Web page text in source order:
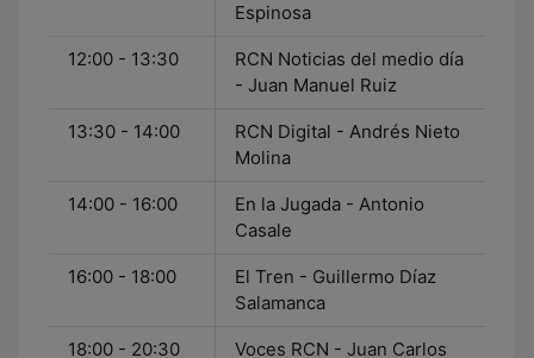
Espinosa
12:00 - 13:30
RCN Noticias del medio día
- Juan Manuel Ruiz
13:30 - 14:00
RCN Digital - Andrés Nieto
Molina
14:00 - 16:00
En la Jugada - Antonio
Casale
16:00 - 18:00
El Tren - Guillermo Díaz
Salamanca
18:00 - 20:30
Voces RCN - Juan Carlos